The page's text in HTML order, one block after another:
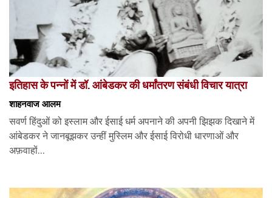
इतिहास के पन्नों में डॉ. आंबेडकर की धर्मांतरण संबंधी विचार यात्रा
शाहनवाज आलम
सवर्ण हिंदुओं को इस्लाम और ईसाई धर्म अपनाने की अपनी झिझक दिखाने में
आंबेडकर ने जानबूझकर उन्हीं मुस्लिम और ईसाई विरोधी धारणाओं और
अफ़वाहों...